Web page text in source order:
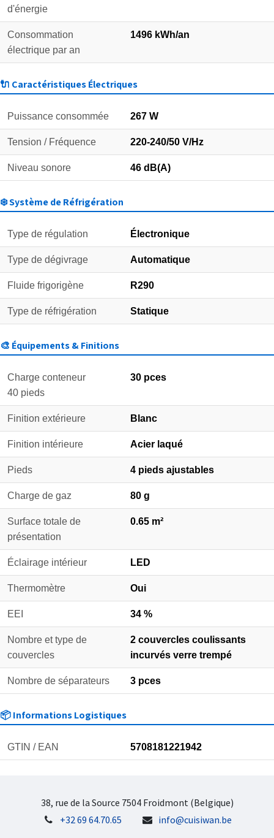
d'énergie
Consommation
électrique par an
1496 kWh/an
🔌 Caractéristiques Électriques
Puissance consommée 267 W
Tension / Fréquence 220-240/50 V/Hz
Niveau sonore 46 dB(A)
❄️ Système de Réfrigération
Type de régulation Électronique
Type de dégivrage Automatique
Fluide frigorigène R290
Type de réfrigération Statique
🎨 Équipements & Finitions
Charge conteneur
40 pieds
30 pces
Finition extérieure Blanc
Finition intérieure Acier laqué
Pieds 4 pieds ajustables
Charge de gaz 80 g
Surface totale de
présentation
0.65 m²
Éclairage intérieur LED
Thermomètre Oui
EEI 34 %
Nombre et type de
couvercles
2 couvercles coulissants
incurvés verre trempé
Nombre de séparateurs 3 pces
📦 Informations Logistiques
GTIN / EAN 5708181221942
38, rue de la Source 7504 Froidmont (Belgique)
+32 69 64.70.65
info@cuisiwan.be